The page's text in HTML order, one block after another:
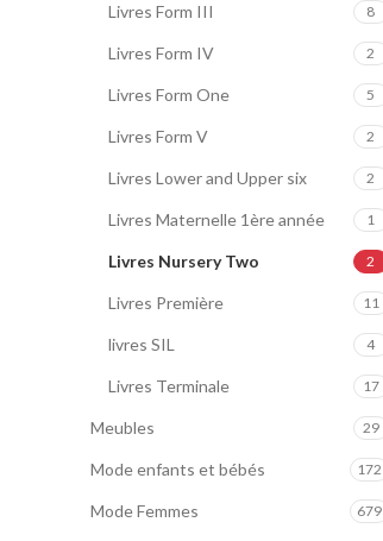
Livres Form III 8
Livres Form IV 2
Livres Form One 5
Livres Form V 2
Livres Lower and Upper six 2
Livres Maternelle 1ère année 1
Livres Nursery Two 2
Livres Première 11
livres SIL 4
Livres Terminale 17
Meubles 29
Mode enfants et bébés 172
Mode Femmes 679